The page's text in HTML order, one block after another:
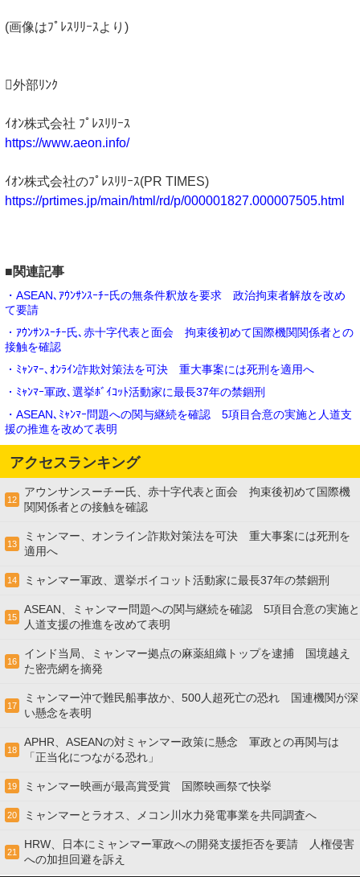
(画像はﾌﾟﾚｽﾘﾘｰｽより)
外部ﾘﾝｸ
ｲｵﾝ株式会社 ﾌﾟﾚｽﾘﾘｰｽ
https://www.aeon.info/
ｲｵﾝ株式会社のﾌﾟﾚｽﾘﾘｰｽ(PR TIMES)
https://prtimes.jp/main/html/rd/p/000001827.000007505.html
■関連記事
・ASEAN､ｱｳﾝｻﾝｽｰﾁｰ氏の無条件釈放を要求 政治拘束者解放を改め
て要請
・ｱｳﾝｻﾝｽｰﾁｰ氏､赤十字代表と面会 拘束後初めて国際機関関係者との
接触を確認
・ﾐｬﾝﾏｰ､ｵﾝﾗｲﾝ詐欺対策法を可決 重大事案には死刑を適用へ
・ﾐｬﾝﾏｰ軍政､選挙ﾎﾞｲｺｯﾄ活動家に最長37年の禁錮刑
・ASEAN､ﾐｬﾝﾏｰ問題への関与継続を確認 5項目合意の実施と人道支
援の推進を改めて表明
アクセスランキング
12
アウンサンスーチー氏、赤十字代表と面会 拘束後初めて国際機
関関係者との接触を確認
13
ミャンマー、オンライン詐欺対策法を可決 重大事案には死刑を
適用へ
14 ミャンマー軍政、選挙ボイコット活動家に最長37年の禁錮刑
15
ASEAN、ミャンマー問題への関与継続を確認 5項目合意の実施と
人道支援の推進を改めて表明
16
インド当局、ミャンマー拠点の麻薬組織トップを逮捕 国境越え
た密売網を摘発
17
ミャンマー沖で難民船事故か、500人超死亡の恐れ 国連機関が深
い懸念を表明
18
APHR、ASEANの対ミャンマー政策に懸念 軍政との再関与は
「正当化につながる恐れ」
19 ミャンマー映画が最高賞受賞 国際映画祭で快挙
20 ミャンマーとラオス、メコン川水力発電事業を共同調査へ
21
HRW、日本にミャンマー軍政への開発支援拒否を要請 人権侵害
への加担回避を訴え